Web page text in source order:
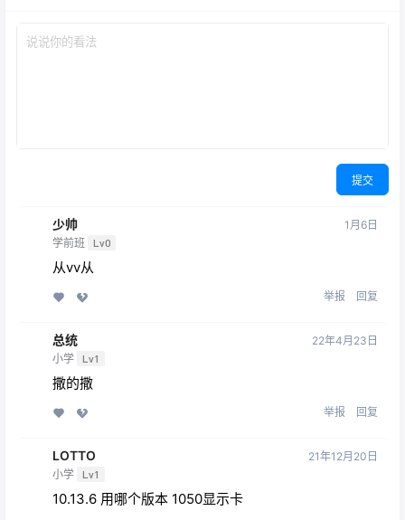
提交
少帅
学前班 Lv0
1月6日
从vv从
举报 回复
总统
小学 Lv1
22年4月23日
撒的撒
举报 回复
LOTTO
小学 Lv1
21年12月20日
10.13.6 用哪个版本 1050显示卡